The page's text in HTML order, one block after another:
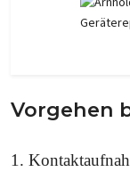
Vorgehen
1.